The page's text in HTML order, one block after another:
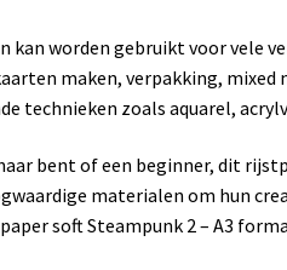
kan worden gebruikt voor vele
maken, verpakking, mixed
technieken zoals aquarel,
bent of een beginner, dit
materialen om hun
soft Steampunk 2 – A3